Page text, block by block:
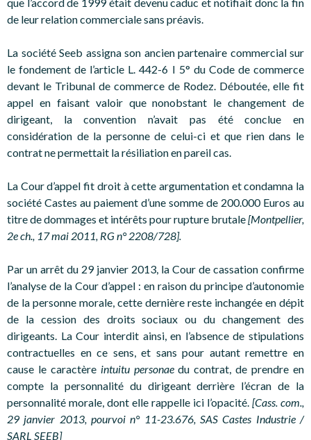
de leur relation commerciale sans préavis.
La société Seeb assigna son ancien partenaire commercial sur
le fondement de l’article L. 442-6 I 5° du Code de commerce
devant le Tribunal de commerce de Rodez. Déboutée, elle fit
appel en faisant valoir que nonobstant le changement de
dirigeant, la convention n’avait pas été conclue en
considération de la personne de celui-ci et que rien dans le
contrat ne permettait la résiliation en pareil cas.
La Cour d’appel fit droit à cette argumentation et condamna la
société Castes au paiement d’une somme de 200.000 Euros au
titre de dommages et intérêts pour rupture brutale[Montpellier,
2e ch., 17 mai 2011, RG n° 2208/728].
Par un arrêt du 29 janvier 2013, la Cour de cassation confirme
l’analyse de la Cour d’appel : en raison du principe d’autonomie
de la personne morale, cette dernière reste inchangée en dépit
de la cession des droits sociaux ou du changement des
dirigeants. La Cour interdit ainsi, en l’absence de stipulations
contractuelles en ce sens, et sans pour autant remettre en
cause le caractère intuitu personaedu contrat, de prendre en
compte la personnalité du dirigeant derrière l’écran de la
personnalité morale, dont elle rappelle ici l’opacité. [Cass. com.,
29 janvier 2013, pourvoi n° 11-23.676, SAS Castes Industrie /
SARL SEEB]